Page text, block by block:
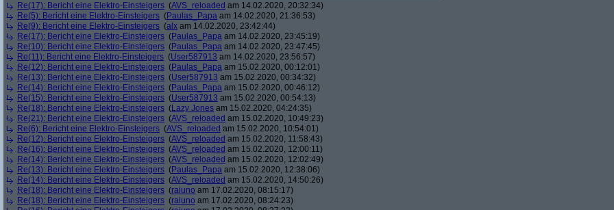
Re(17): Bericht eine Elektro-Einsteigers (AVS_reloaded am 14.02.2020, 20:32:34)
Re(5): Bericht eine Elektro-Einsteigers (Paulas_Papa am 14.02.2020, 21:36:53)
Re(9): Bericht eine Elektro-Einsteigers (alx am 14.02.2020, 23:42:44)
Re(17): Bericht eine Elektro-Einsteigers (Paulas_Papa am 14.02.2020, 23:45:19)
Re(10): Bericht eine Elektro-Einsteigers (Paulas_Papa am 14.02.2020, 23:47:45)
Re(11): Bericht eine Elektro-Einsteigers (User587913 am 14.02.2020, 23:56:57)
Re(12): Bericht eine Elektro-Einsteigers (Paulas_Papa am 15.02.2020, 00:12:01)
Re(13): Bericht eine Elektro-Einsteigers (User587913 am 15.02.2020, 00:34:32)
Re(14): Bericht eine Elektro-Einsteigers (Paulas_Papa am 15.02.2020, 00:46:12)
Re(15): Bericht eine Elektro-Einsteigers (User587913 am 15.02.2020, 00:54:13)
Re(18): Bericht eine Elektro-Einsteigers (Lazy Jones am 15.02.2020, 04:24:35)
Re(21): Bericht eine Elektro-Einsteigers (AVS_reloaded am 15.02.2020, 10:49:23)
Re(6): Bericht eine Elektro-Einsteigers (AVS_reloaded am 15.02.2020, 10:54:01)
Re(12): Bericht eine Elektro-Einsteigers (AVS_reloaded am 15.02.2020, 11:58:43)
Re(16): Bericht eine Elektro-Einsteigers (AVS_reloaded am 15.02.2020, 12:00:11)
Re(14): Bericht eine Elektro-Einsteigers (AVS_reloaded am 15.02.2020, 12:02:49)
Re(13): Bericht eine Elektro-Einsteigers (Paulas_Papa am 15.02.2020, 12:38:06)
Re(14): Bericht eine Elektro-Einsteigers (AVS_reloaded am 15.02.2020, 14:50:26)
Re(18): Bericht eine Elektro-Einsteigers (raiuno am 17.02.2020, 08:15:17)
Re(18): Bericht eine Elektro-Einsteigers (raiuno am 17.02.2020, 08:24:23)